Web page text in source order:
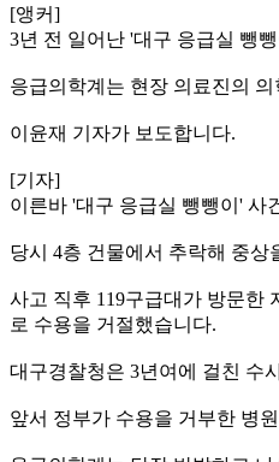
[앵커]
3년 전 일어난 '대구 응급실 뺑
응급의학계는 현장 의료진의
이윤재 기자가 보도합니다.
[기자]
이른바 '대구 응급실 뺑뺑이' 사
당시 4층 건물에서 추락해 중
사고 직후 119구급대가 방문한
로 수용을 거절했습니다.
대구경찰청은 3년여에 걸친 수
앞서 정부가 수용을 거부한 병